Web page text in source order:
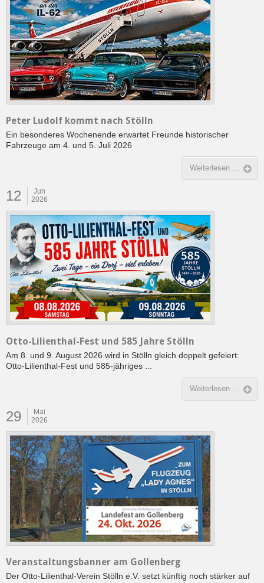
Peter Ludolf kommt nach Stölln
Ein besonderes Wochenende erwartet Freunde historischer
Fahrzeuge am 4. und 5. Juli 2026
Weiterlesen …
12
Jun
2026
Otto-Lilienthal-Fest und 585 Jahre Stölln
Am 8. und 9. August 2026 wird in Stölln gleich doppelt gefeiert:
Otto-Lilienthal-Fest und 585-jähriges ...
Weiterlesen …
29
Mai
2026
Veranstaltungsbanner am Gollenberg
Der Otto-Lilienthal-Verein Stölln e.V. setzt künftig noch stärker auf